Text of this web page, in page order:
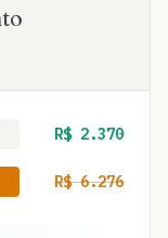
R$ 2.370
R$6.276